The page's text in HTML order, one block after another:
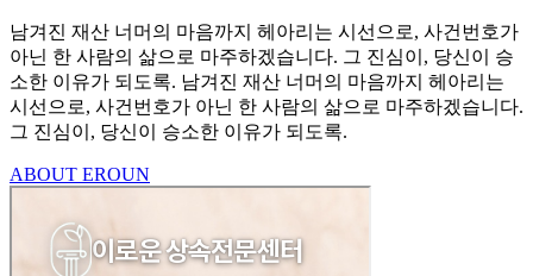
남겨진 재산 너머의 마음까지 헤아리는 시선으로, 사건번호가
아닌 한 사람의 삶으로 마주하겠습니다. 그 진심이, 당신이 승
소한 이유가 되도록. 남겨진 재산 너머의 마음까지 헤아리는
시선으로, 사건번호가 아닌 한 사람의 삶으로 마주하겠습니다.
그 진심이, 당신이 승소한 이유가 되도록.
ABOUT EROUN